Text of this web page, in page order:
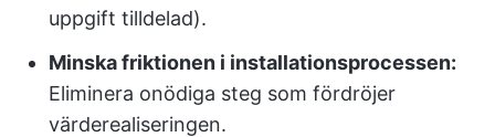
uppgift tilldelad).
Minska friktionen i installationsprocessen:
Eliminera onödiga steg som fördröjer
värderealiseringen.